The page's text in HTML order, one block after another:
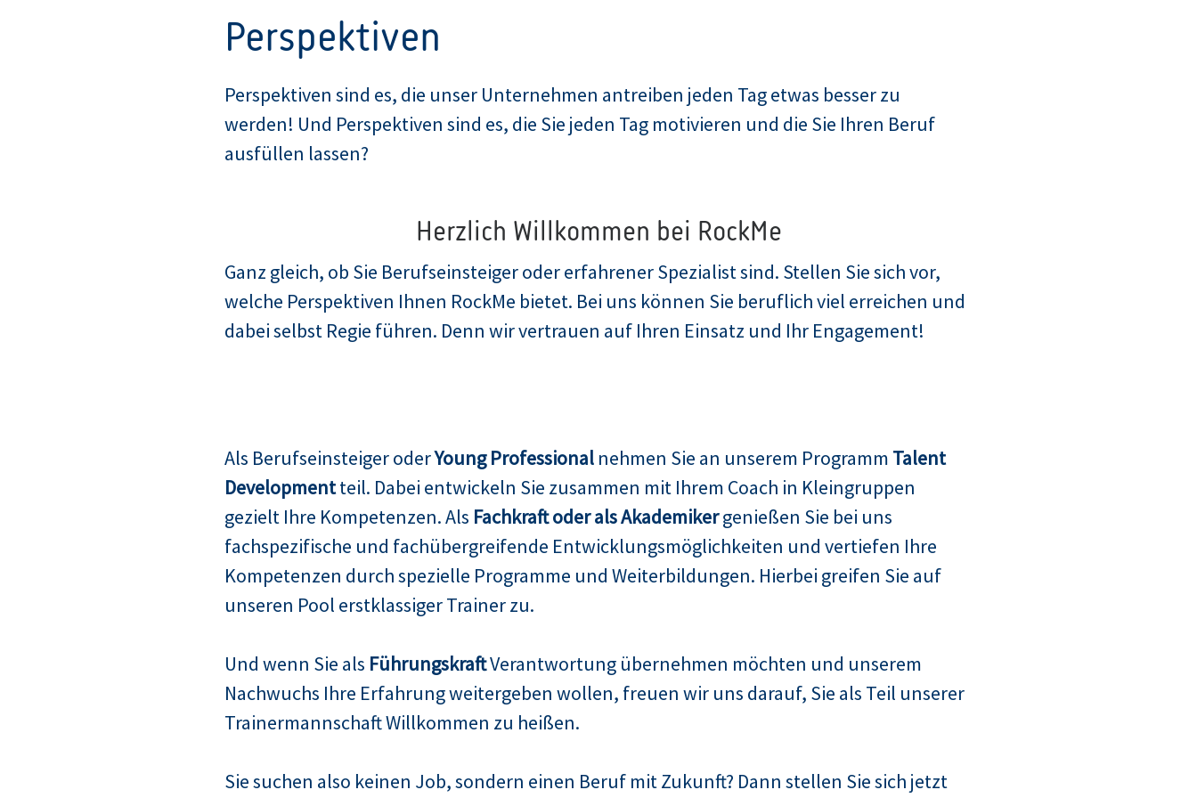
Perspektiven
Perspektiven sind es, die unser Unternehmen antreiben jeden Tag etwas besser zu
werden! Und Perspektiven sind es, die Sie jeden Tag motivieren und die Sie Ihren Beruf
ausfüllen lassen?
Herzlich Willkommen bei RockMe
Ganz gleich, ob Sie Berufseinsteiger oder erfahrener Spezialist sind. Stellen Sie sich vor,
welche Perspektiven Ihnen RockMe bietet. Bei uns können Sie beruflich viel erreichen und
dabei selbst Regie führen. Denn wir vertrauen auf Ihren Einsatz und Ihr Engagement!
Als Berufseinsteiger oderYoung Professional nehmen Sie an unserem Programm Talent
Developmentteil. Dabei entwickeln Sie zusammen mit Ihrem Coach in Kleingruppen
gezielt Ihre Kompetenzen. Als Fachkraft oder als Akademikergenießen Sie bei uns
fachspezifische und fachübergreifende Entwicklungsmöglichkeiten und vertiefen Ihre
Kompetenzen durch spezielle Programme und Weiterbildungen. Hierbei greifen Sie auf
unseren Pool erstklassiger Trainer zu.
Und wenn Sie als FührungskraftVerantwortung übernehmen möchten und unserem
Nachwuchs Ihre Erfahrung weitergeben wollen, freuen wir uns darauf, Sie als Teil unserer
Trainermannschaft Willkommen zu heißen.
Sie suchen also keinen Job, sondern einen Beruf mit Zukunft? Dann stellen Sie sich jetzt